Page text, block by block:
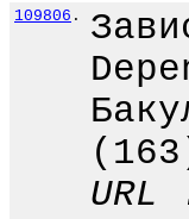
109806 .
URL